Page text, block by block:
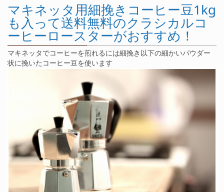
マキネッタ用細挽きコーヒー豆1kg
も入って送料無料のクラシカルコ
ーヒーロースターがおすすめ！
マキネッタでコーヒーを煎れるには細挽き以下の細かいパウダー
状に挽いたコーヒー豆を使います